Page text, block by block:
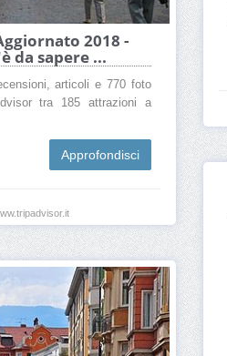
2018 -
da sapere ...
articoli e 770 foto
tra 185 attrazioni a
Approfondisci